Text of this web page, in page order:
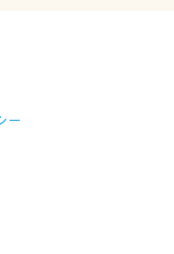
ー